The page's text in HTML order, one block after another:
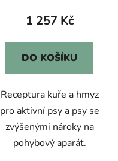
1 257 Kč
DO KOŠÍKU
Receptura kuře a hmyz
pro aktivní psy a psy se
zvýšenými nároky na
pohybový aparát.